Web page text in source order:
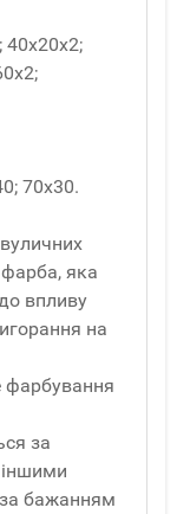
40x20x2;
70x30.
фарба, яка
впливу
на
за
бажанням